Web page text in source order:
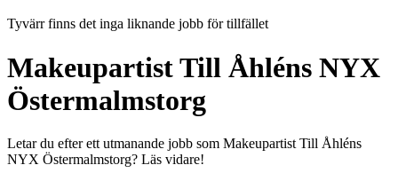
Tyvärr finns det inga liknande jobb för tillfället
Makeupartist Till Åhléns NYX
Östermalmstorg
Letar du efter ett utmanande jobb som Makeupartist Till Åhléns
NYX Östermalmstorg? Läs vidare!